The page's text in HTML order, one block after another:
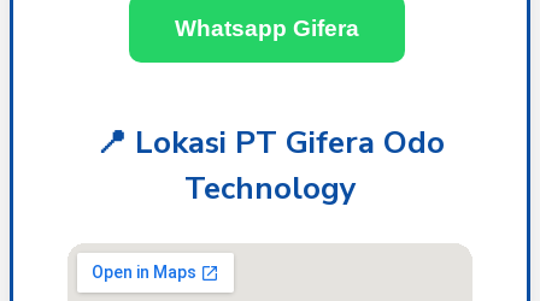
Whatsapp Gifera
📍 Lokasi PT Gifera Odo
Technology